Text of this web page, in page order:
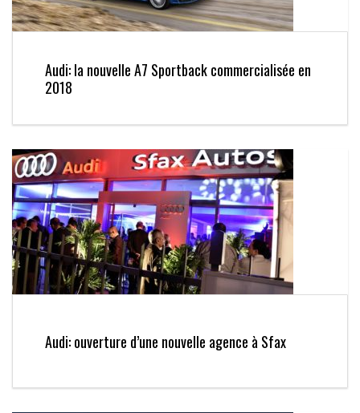
Audi: la nouvelle A7 Sportback commercialisée en
2018
Audi: ouverture d’une nouvelle agence à Sfax